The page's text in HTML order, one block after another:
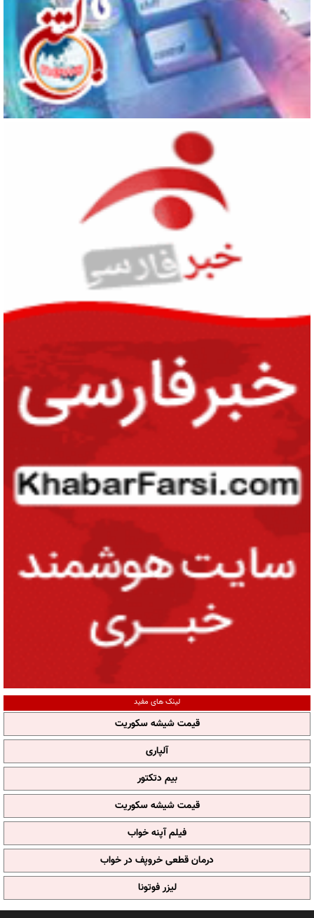
لینک های مفید
قیمت شیشه سکوریت
آلپاری
بیم دتکتور
قیمت شیشه سکوریت
فیلم آپنه خواب
درمان قطعی خروپف در خواب
لیزر فوتونا